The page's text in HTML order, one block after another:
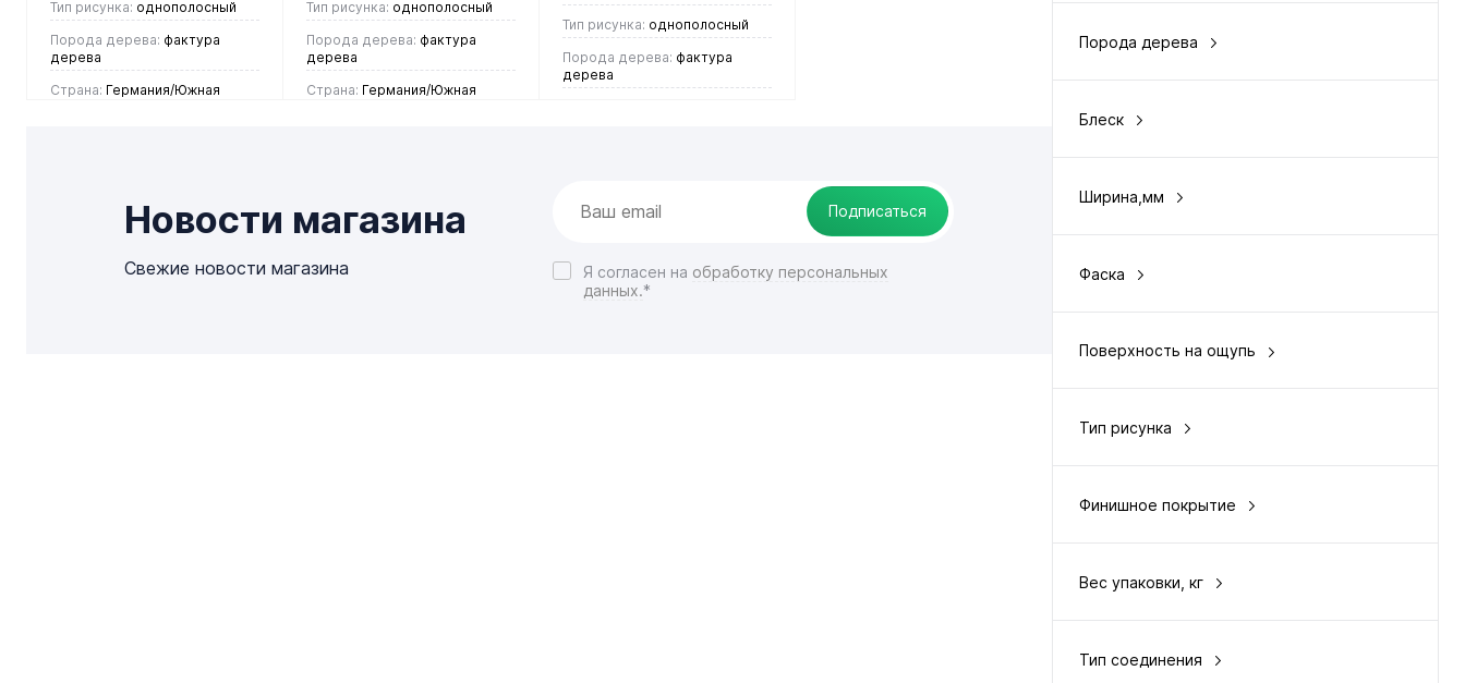
Порода дерева
Блеск
Ширина,мм
Фаска
Поверхность на ощупь
Тип рисунка
Финишное покрытие
Вес упаковки, кг
Тип соединения
Тип рисунка: однополосный
Порода дерева: фактура
дерева
Страна: Германия/Южная
Тип рисунка: однополосный
Порода дерева: фактура
дерева
Страна: Германия/Южная
Тип рисунка: однополосный
Порода дерева: фактура
дерева
В корзину
Новости магазина
Свежие новости магазина
Подписаться
Я согласен на обработку персональных
данных.*